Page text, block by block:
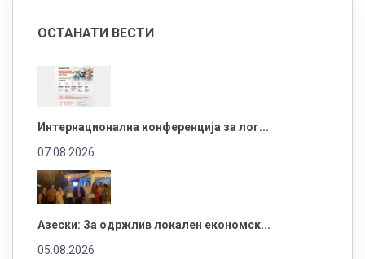
ОСТАНАТИ ВЕСТИ
Интернационална конференција за лог...
07.08.2026
Азески: За одржлив локален економск...
05.08.2026